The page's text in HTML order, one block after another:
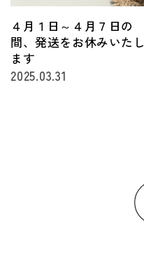
４月１日～４月７日の
間、発送をお休みいたし
ます
2025.03.31